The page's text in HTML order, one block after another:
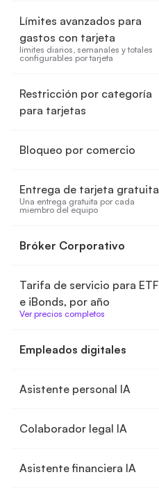
Límites avanzados para
gastos con tarjeta
límites diarios, semanales y totales
configurables por tarjeta
Restricción por categoría
para tarjetas
Bloqueo por comercio
Entrega de tarjeta gratuita
Una entrega gratuita por cada
miembro del equipo
Bróker Corporativo
Tarifa de servicio para ETF
e iBonds, por año
Ver precios completos
Empleados digitales
Asistente personal IA
Colaborador legal IA
Asistente financiera IA